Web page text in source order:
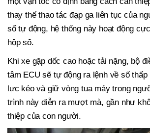
thay thế thao tác đạp ga liên tục của
số tự động, hệ thống này hoạt động
hộp số.
Khi xe gặp dốc cao hoặc tải nặng, bộ
tâm ECU sẽ tự động ra lệnh về số thấp
lực kéo và giữ vòng tua máy trong
trình này diễn ra mượt mà, gần như
thiệp của con người.